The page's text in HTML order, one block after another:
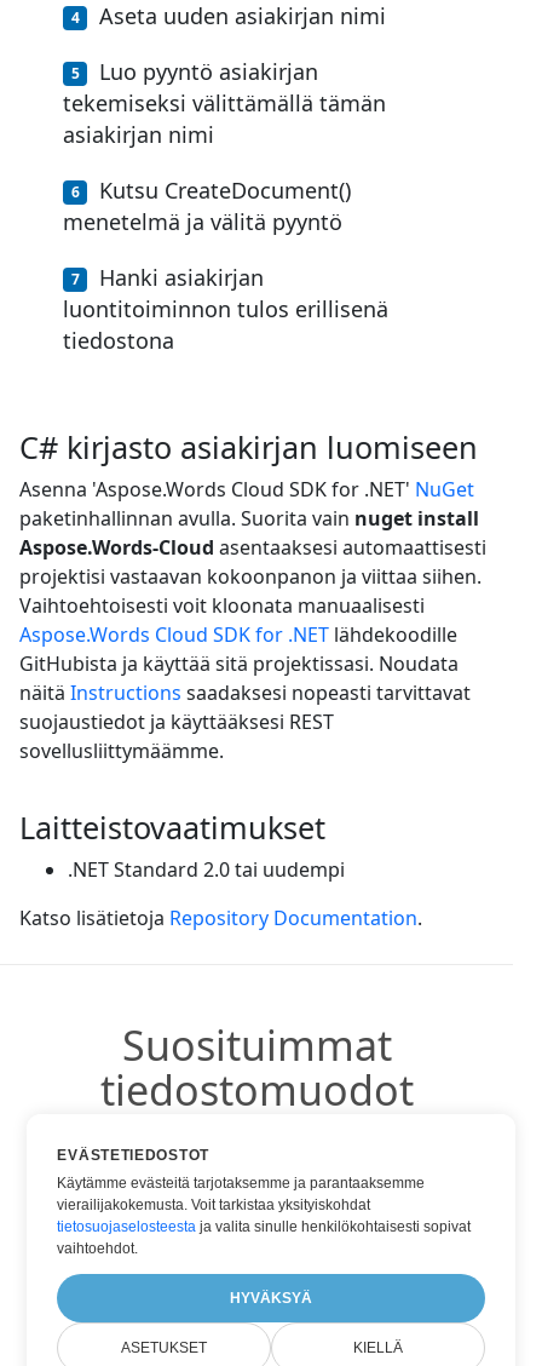
Aseta uuden asiakirjan nimi
Luo pyyntö asiakirjan
tekemiseksi välittämällä tämän
asiakirjan nimi
Kutsu CreateDocument()
menetelmä ja välitä pyyntö
Hanki asiakirjan
luontitoiminnon tulos erillisenä
tiedostona
C# kirjasto asiakirjan luomiseen
Asenna 'Aspose.Words Cloud SDK for .NET' NuGet
paketinhallinnan avulla. Suorita vain nuget install
Aspose.Words-Cloud asentaaksesi automaattisesti
projektisi vastaavan kokoonpanon ja viittaa siihen.
Vaihtoehtoisesti voit kloonata manuaalisesti
Aspose.Words Cloud SDK for .NET lähdekoodille
GitHubista ja käyttää sitä projektissasi. Noudata
näitä Instructions saadaksesi nopeasti tarvittavat
suojaustiedot ja käyttääksesi REST
sovellusliittymäämme.
Laitteistovaatimukset
.NET Standard 2.0 tai uudempi
Katso lisätietoja Repository Documentation.
Suosituimmat
tiedostomuodot
Tehdä HTML
Tehdä PDF
EVÄSTETIEDOSTOT
Käytämme evästeitä tarjotaksemme ja parantaaksemme
vierailijakokemusta. Voit tarkistaa yksityiskohdat
tietosuojaselosteesta ja valita sinulle henkilökohtaisesti sopivat
vaihtoehdot.
HYVÄKSYÄ
ASETUKSET KIELLÄ